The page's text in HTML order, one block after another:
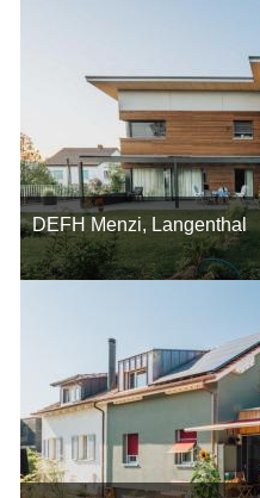
DEFH Menzi, Langenthal